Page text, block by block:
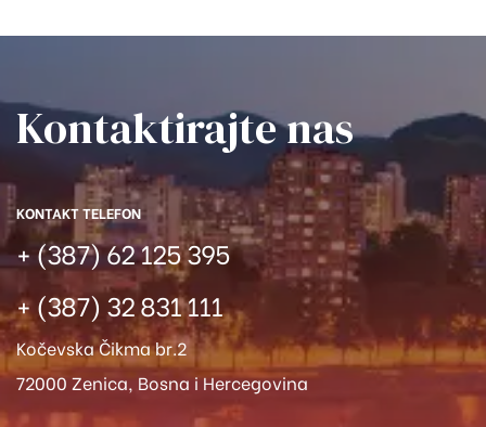
Kontaktirajte nas​
KONTAKT TELEFON
+ (387) 62 125 395
+ (387) 32 831 111
Kočevska Čikma br.2
72000 Zenica, Bosna i Hercegovina